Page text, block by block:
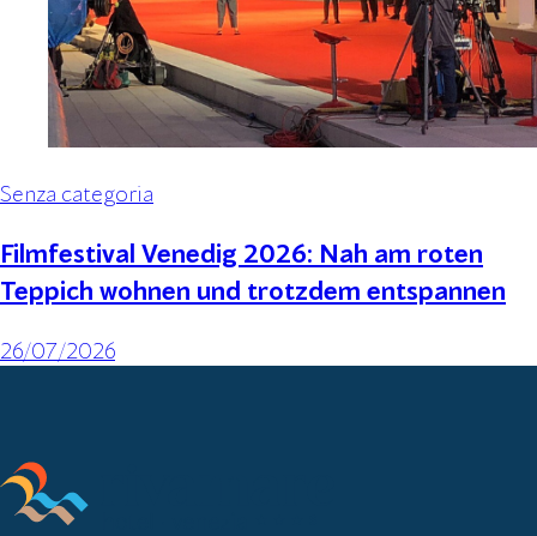
Senza categoria
Filmfestival Venedig 2026: Nah am roten
Teppich wohnen und trotzdem entspannen
26/07/2026